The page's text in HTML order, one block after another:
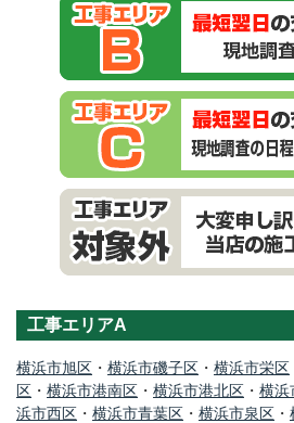
工事エリアA
横浜市旭区 ・ 横浜市磯子区 ・ 横浜市栄区
区 ・ 横浜市港南区 ・ 横浜市港北区 ・ 横浜
浜市西区 ・ 横浜市青葉区 ・ 横浜市泉区 ・